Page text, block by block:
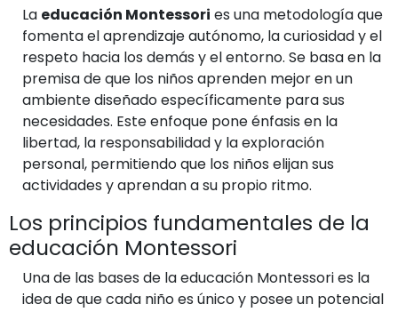
La educación Montessori es una metodología que
fomenta el aprendizaje autónomo, la curiosidad y el
respeto hacia los demás y el entorno. Se basa en la
premisa de que los niños aprenden mejor en un
ambiente diseñado específicamente para sus
necesidades. Este enfoque pone énfasis en la
libertad, la responsabilidad y la exploración
personal, permitiendo que los niños elijan sus
actividades y aprendan a su propio ritmo.
Los principios fundamentales de la
educación Montessori
Una de las bases de la educación Montessori es la
idea de que cada niño es único y posee un potencial